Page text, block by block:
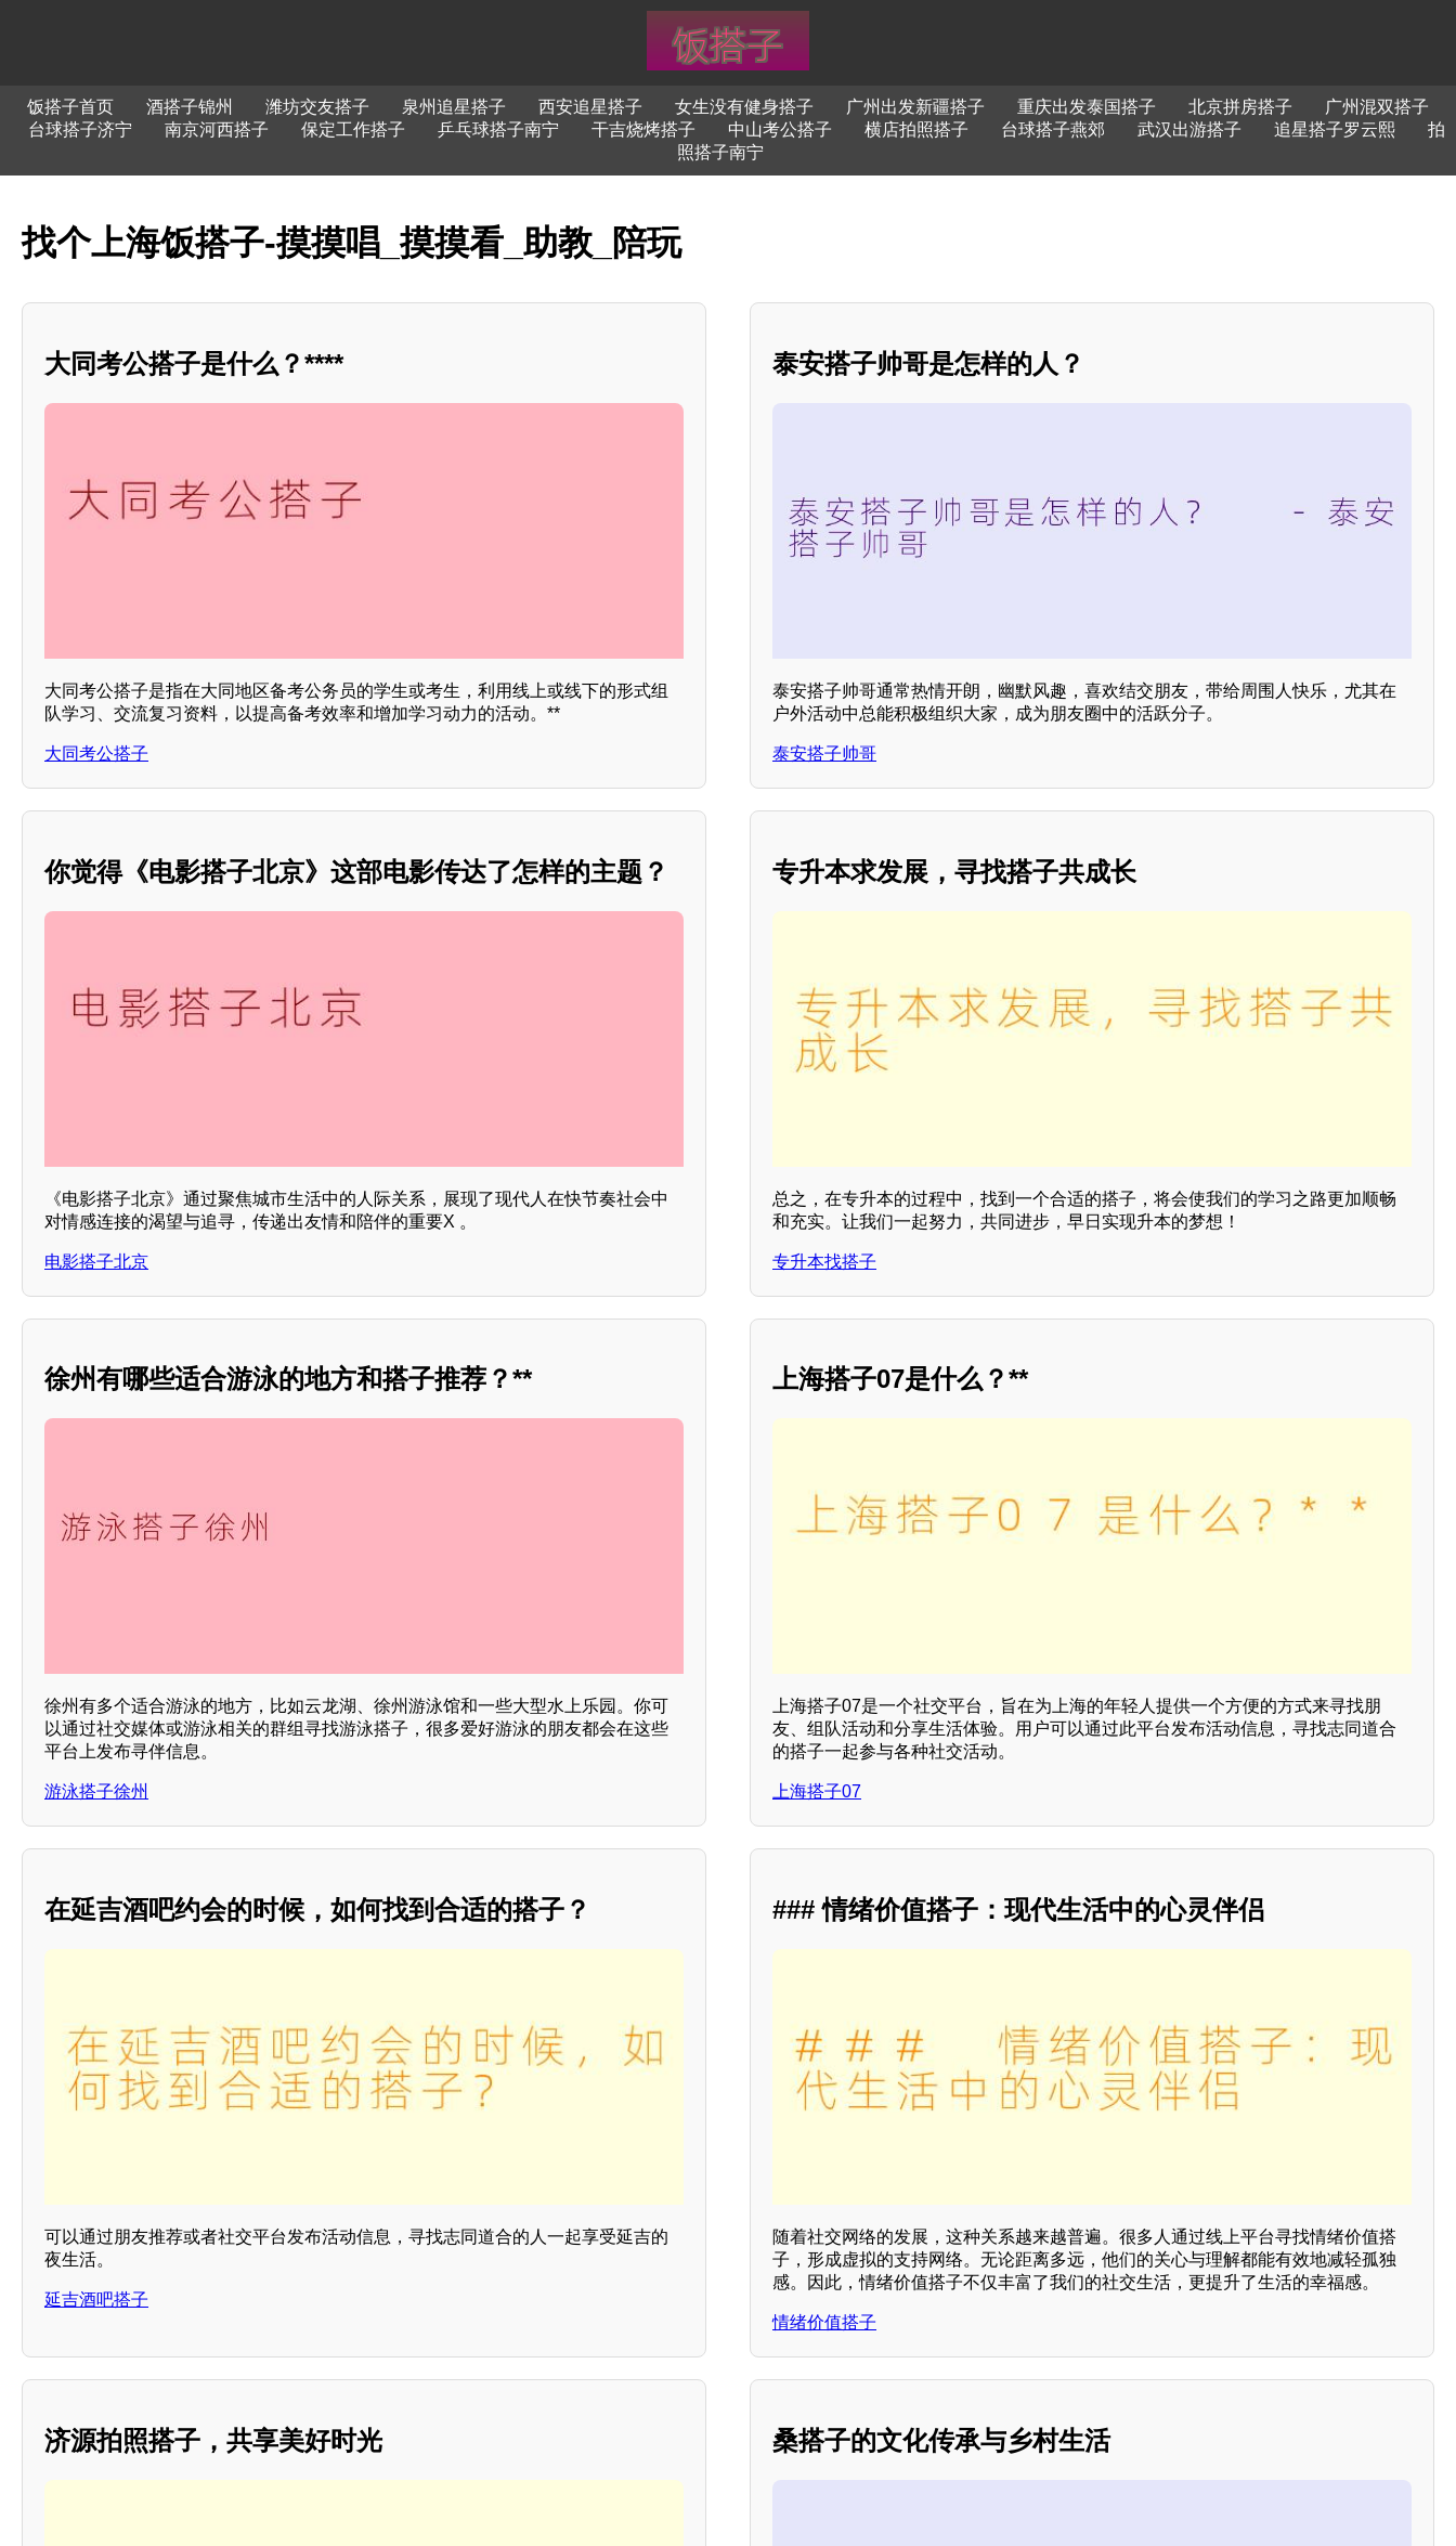
饭搭子首页 酒搭子锦州 潍坊交友搭子 泉州追星搭子 西安追星搭子 女生没有健身搭子 广州出发新疆搭子 重庆出发泰国搭子 北京拼房搭子
广州混双搭子
台球搭子济宁
南京河西搭子 保定工作搭子 乒乓球搭子南宁 干吉烧烤搭子 中山考公搭子 横店拍照搭子 台球搭子燕郊 武汉出游搭子 追星搭子罗云熙
拍
照搭子南宁
找个上海饭搭子-摸摸唱_摸摸看_助教_陪玩
大同考公搭子是什么？****
大同考公搭子是指在大同地区备考公务员的学生或考生，利用线上或线下的形式组
队学习、交流复习资料，以提高备考效率和增加学习动力的活动。**
大同考公搭子
泰安搭子帅哥是怎样的人？
泰安搭子帅哥通常热情开朗，幽默风趣，喜欢结交朋友，带给周围人快乐，尤其在
户外活动中总能积极组织大家，成为朋友圈中的活跃分子。
泰安搭子帅哥
你觉得《电影搭子北京》这部电影传达了怎样的主题？
《电影搭子北京》通过聚焦城市生活中的人际关系，展现了现代人在快节奏社会中
对情感连接的渴望与追寻，传递出友情和陪伴的重要X 。
电影搭子北京
专升本求发展，寻找搭子共成长
总之，在专升本的过程中，找到一个合适的搭子，将会使我们的学习之路更加顺畅
和充实。让我们一起努力，共同进步，早日实现升本的梦想！
专升本找搭子
徐州有哪些适合游泳的地方和搭子推荐？**
徐州有多个适合游泳的地方，比如云龙湖、徐州游泳馆和一些大型水上乐园。你可
以通过社交媒体或游泳相关的群组寻找游泳搭子，很多爱好游泳的朋友都会在这些
平台上发布寻伴信息。
游泳搭子徐州
上海搭子07是什么？**
上海搭子07是一个社交平台，旨在为上海的年轻人提供一个方便的方式来寻找朋
友、组队活动和分享生活体验。用户可以通过此平台发布活动信息，寻找志同道合
的搭子一起参与各种社交活动。
上海搭子07
在延吉酒吧约会的时候，如何找到合适的搭子？
可以通过朋友推荐或者社交平台发布活动信息，寻找志同道合的人一起享受延吉的
夜生活。
延吉酒吧搭子
### 情绪价值搭子：现代生活中的心灵伴侣
随着社交网络的发展，这种关系越来越普遍。很多人通过线上平台寻找情绪价值搭
子，形成虚拟的支持网络。无论距离多远，他们的关心与理解都能有效地减轻孤独
感。因此，情绪价值搭子不仅丰富了我们的社交生活，更提升了生活的幸福感。
情绪价值搭子
济源拍照搭子，共享美好时光 桑搭子的文化传承与乡村生活